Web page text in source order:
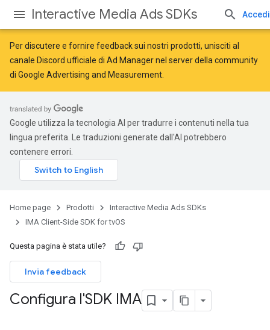
Interactive Media Ads SDKs Accedi
Per discutere e fornire feedback sui nostri prodotti, unisciti al
canale Discord ufficiale di Ad Manager nel server della community
di Google Advertising and Measurement
Google utilizza la tecnologia AI per tradurre i contenuti nella tua
lingua preferita. Le traduzioni generate dall'AI potrebbero
contenere errori.
Home page Prodotti
Interactive Media Ads SDKs
IMA Client-Side SDK for tvOS
Questa pagina è stata utile?
Invia feedback
Configura l'SDK IMA